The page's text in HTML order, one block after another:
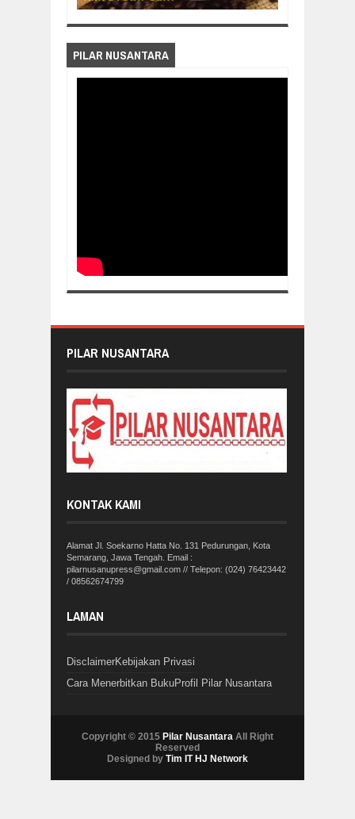
PILAR NUSANTARA
PILAR NUSANTARA
KONTAK KAMI
Alamat Jl. Soekarno Hatta No. 131 Pedurungan, Kota
Semarang, Jawa Tengah. Email :
pilarnusanupress@gmail.com // Telepon: (024) 76423442
/ 08562674799
LAMAN
DisclaimerKebijakan Privasi
Cara Menerbitkan BukuProfil Pilar Nusantara
Copyright © 2015 Pilar Nusantara All Right
Reserved
Designed by Tim IT HJ Network